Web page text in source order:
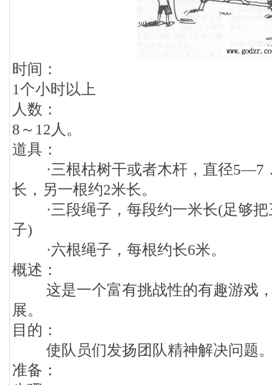
时间：
1个小时以上
人数：
8～12人。
道具：
·三根枯树干或者木杆，直径5—7
长，另一根约2米长。
·三段绳子，每段约一米长(足够把
子)
·六根绳子，每根约长6米。
概述：
这是一个富有挑战性的有趣游戏，
展。
目的：
使队员们发扬团队精神解决问题
准备：